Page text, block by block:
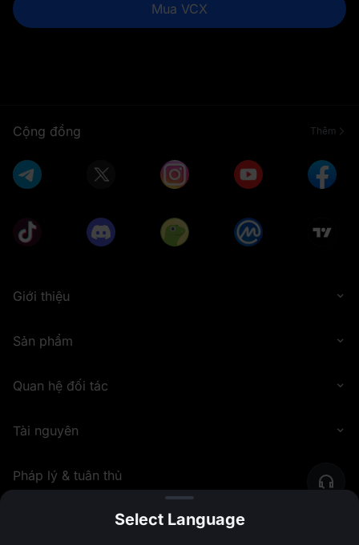
Mua VCX
Cộng đồng Thêm
Giới thiệu
Sản phẩm
Quan hệ đối tác
Tài nguyên
Pháp lý & tuân thủ
Select Language